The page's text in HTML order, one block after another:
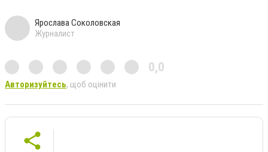
Ярослава Соколовская
Журналист
0,0
Авторизуйтесь, щоб оцінити